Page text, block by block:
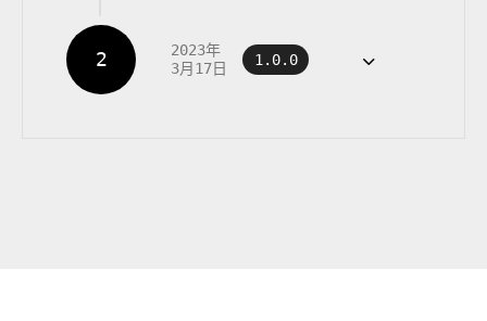
2023年
3月17日
1.0.0